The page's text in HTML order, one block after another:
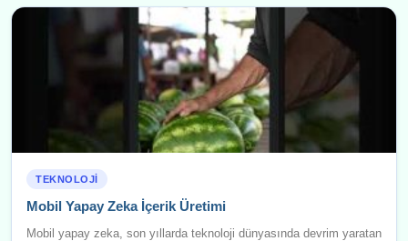
TEKNOLOJI
Mobil Yapay Zeka İçerik Üretimi
Mobil yapay zeka, son yıllarda teknoloji dünyasında devrim yaratan